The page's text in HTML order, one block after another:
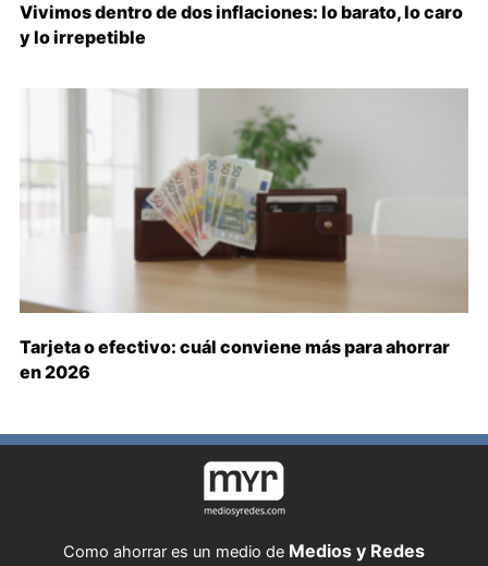
Vivimos dentro de dos inflaciones: lo barato, lo caro
y lo irrepetible
Tarjeta o efectivo: cuál conviene más para ahorrar
en 2026
Como ahorrar es un medio de Medios y Redes